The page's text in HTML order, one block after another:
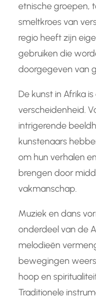
etnische groepen,
smeltkroes van
regio heeft zijn
gebruiken die
doorgegeven van
De kunst in Afrika
verscheidenheid.
intrigerende
kunstenaars
om hun verhalen
brengen door
vakmanschap.
Muziek en dans
onderdeel van de
melodieën
bewegingen
hoop en
Traditionele